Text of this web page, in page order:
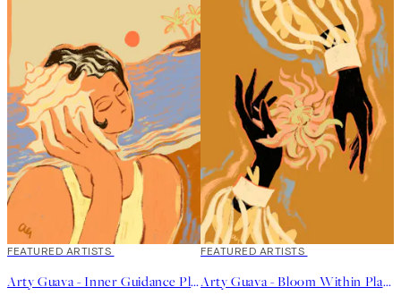
40%*
FEATURED ARTISTS
Arty Guava - Inner Guidance Plakat
40%*
FEATURED ARTISTS
Arty Guava - Bloom Within Plakat